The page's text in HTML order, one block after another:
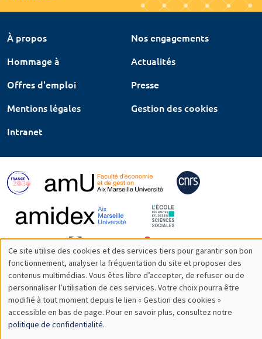
À propos
Nos engagements
Hommage à
Actualités
Offres d'emploi
Presse
Mentions légales
Gestion des cookies
Intranet
Utilisation
des
données
personnelles
Ce site utilise des cookies et des services tiers pour garantir son bon
fonctionnement, analyser la fréquentation du site et proposer des
contenus multimédias. Vous êtes libre d’accepter, de refuser ou de
personnaliser l’utilisation de ces services. Votre choix pourra être
modifié à tout moment depuis le lien « Gestion des cookies »
accessible en bas de page. Pour en savoir plus, consultez notre
politique de confidentialité.